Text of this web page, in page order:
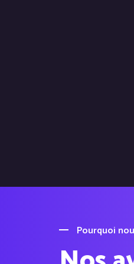
Pourquoi